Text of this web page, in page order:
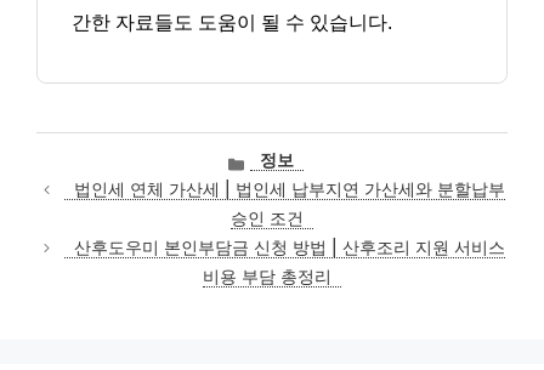
간한 자료들도 도움이 될 수 있습니다.
카
테
고
리
정보
법인세 연체 가산세 | 법인세 납부지연 가산세와 분할납부
승인 조건
산후도우미 본인부담금 신청 방법 | 산후조리 지원 서비스
비용 부담 총정리